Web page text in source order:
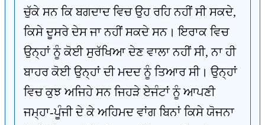
ਚੁੱਕੇ ਸਨ ਕਿ ਬਗਦਾਦ ਵਿਚ ਉਹ ਰਹਿ ਨਹੀਂ ਸੀ ਸਕਦੇ,
ਕਿਸੇ ਦੂਸਰੇ ਦੇਸ ਜਾ ਨਹੀਂ ਸਕਦੇ ਸਨ। ਇਰਾਕ ਵਿਚ
ਉਨ੍ਹਾਂ ਨੂੰ ਕੋਈ ਸੁਰੱਖਿਆ ਦੇਣ ਵਾਲਾ ਨਹੀਂ ਸੀ, ਨਾ ਹੀ
ਬਾਹਰ ਕੋਈ ਉਨ੍ਹਾਂ ਦੀ ਮਦਦ ਨੂੰ ਤਿਆਰ ਸੀ। ਉਨ੍ਹਾਂ
ਵਿਚ ਕੁਝ ਅਜਿਹੇ ਸਨ ਜਿਹੜੇ ਏਜੰਟਾਂ ਨੂੰ ਆਪਣੀ
ਜਮ੍ਹਾ-ਪੂੰਜੀ ਦੇ ਕੇ ਅਹਿਮਦ ਵਾਂਗ ਬਿਨਾਂ ਕਿਸੇ ਯੋਜਨਾ